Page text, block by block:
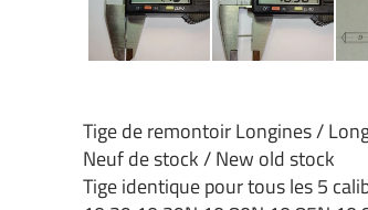
Tige de remontoir Longines /
Neuf de stock / New old stock
Tige identique pour tous les 5